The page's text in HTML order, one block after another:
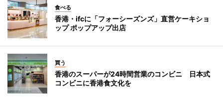
食べる
香港・ifcに「フォーシーズンズ」直営ケーキショ
ップ ポップアップ出店
買う
香港のスーパーが24時間営業のコンビニ 日本式
コンビニに香港食文化を